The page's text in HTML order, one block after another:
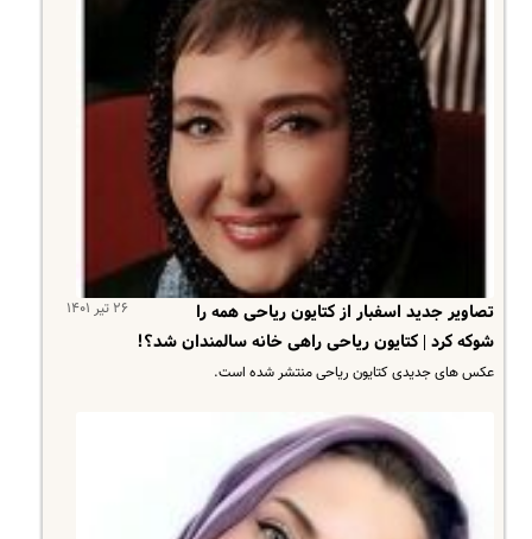
۲۶ تیر ۱۴۰۱
تصاویر جدید اسفبار از کتایون ریاحی همه را
شوکه کرد | کتایون ریاحی راهی خانه سالمندان شد؟!
عکس های جدیدی کتایون ریاحی منتشر شده است.